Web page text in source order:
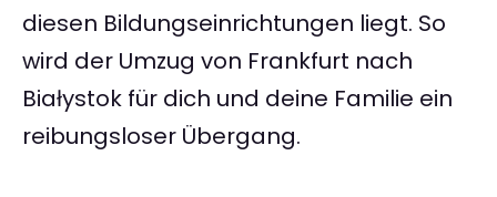
diesen Bildungseinrichtungen liegt. So
wird der Umzug von Frankfurt nach
Białystok für dich und deine Familie ein
reibungsloser Übergang.